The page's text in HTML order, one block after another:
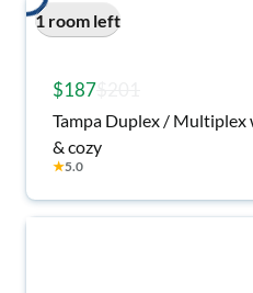
1 room left
$187
Tampa Duplex / Multiplex
& cozy
★5.0